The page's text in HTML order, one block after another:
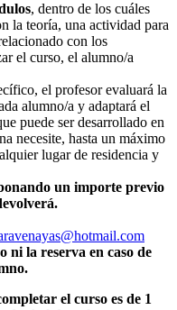
, dentro de los cuáles
la teoría, una actividad para
con los
el curso, el alumno/a
el profesor evaluará la
alumno/a y adaptará el
puede ser desarrollado en
necesite, hasta un máximo
lugar de residencia y
un importe previo
ni la reserva en caso de
el curso es de 1